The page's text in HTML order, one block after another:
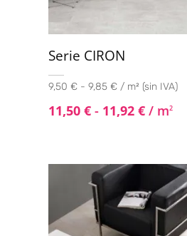
Serie CIRON
9,50 € - 9,85 € / m² (sin IVA)
11,50 € - 11,92 € / m2